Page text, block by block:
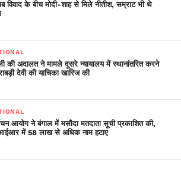
विवाद के बीच मोदी-शाह से मिले नीतीश, सम्राट भी थे
की अदालत ने मामले दूसरे न्यायालय में स्थानांतरित करने
देवी की याचिका खारिज की
आयोग ने बंगाल में मसौदा मतदाता सूची प्रकाशित की,
में 58 लाख से अधिक नाम हटाए